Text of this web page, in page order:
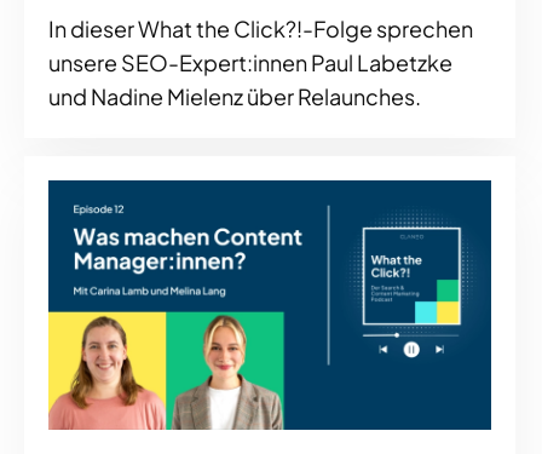
In dieser What the Click?!-Folge sprechen
unsere SEO-Expert:innen Paul Labetzke
und Nadine Mielenz über Relaunches.